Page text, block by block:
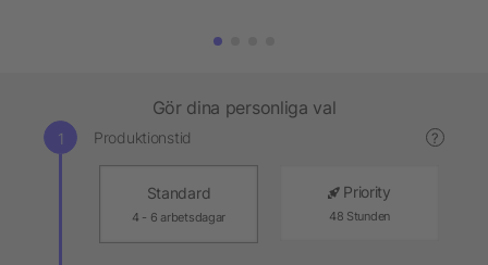
Gör dina personliga val
Produktionstid ?
Standard
4 - 6 arbetsdagar
Priority
48 Stunden